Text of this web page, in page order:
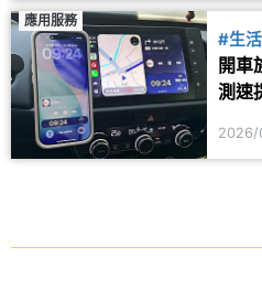
應用服務
#生
開車
測速
2026/